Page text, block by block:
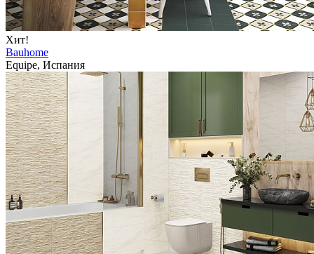
Хит!
Bauhome
Equipe, Испания